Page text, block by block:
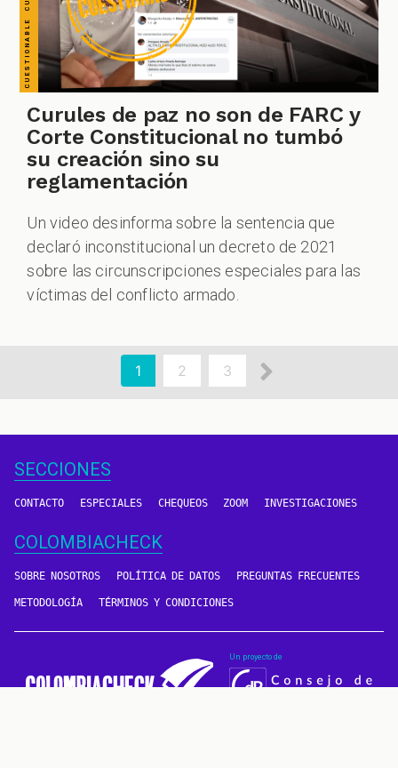
Curules de paz no son de FARC y
Corte Constitucional no tumbó
su creación sino su
reglamentación
Un video desinforma sobre la sentencia que
declaró inconstitucional un decreto de 2021
sobre las circunscripciones especiales para las
víctimas del conflicto armado.
Página
actual
1 Page
2 Page
3
Siguiente
SECCIONES
CONTACTO ESPECIALES CHEQUEOS ZOOM INVESTIGACIONES
COLOMBIACHECK
SOBRE NOSOTROS POLÍTICA DE DATOS PREGUNTAS FRECUENTES
METODOLOGÍA TÉRMINOS Y CONDICIONES
Un proyecto de